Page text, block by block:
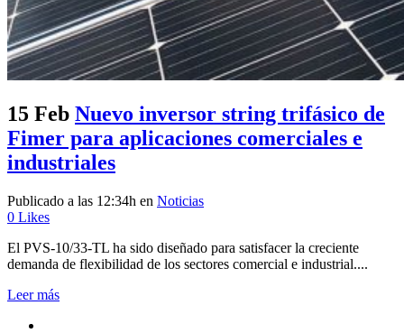
15 Feb Nuevo inversor string trifásico de
Fimer para aplicaciones comerciales e
industriales
Publicado a las 12:34h en Noticias
0 Likes
El PVS-10/33-TL ha sido diseñado para satisfacer la creciente
demanda de flexibilidad de los sectores comercial e industrial....
Leer más